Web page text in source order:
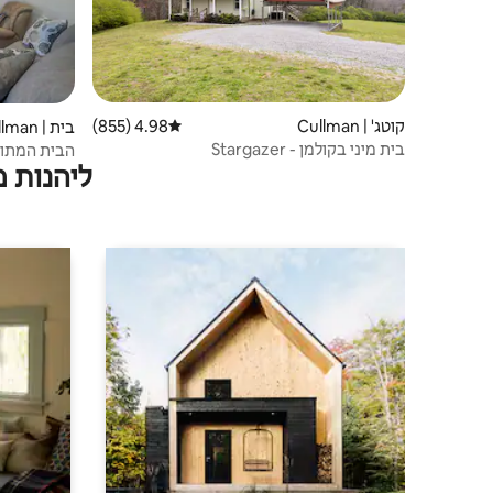
קוטג' | Cullman דירוג ממוצע של 4.98 מתוך 5, 855 ביקורות
4.98 (855)
בית מיני בקולמן - Stargazer
בית | Cullman
הבית